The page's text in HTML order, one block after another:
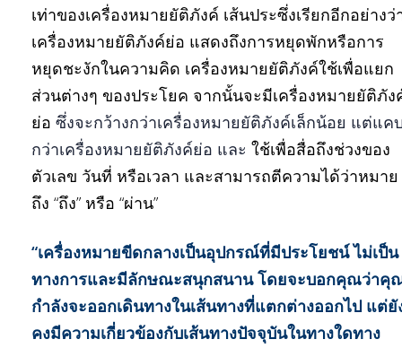
เท่าของเครื่องหมายยัติภังค์ เส้นประซึ่งเรียกอีกอย่างว่
เครื่องหมายยัติภังค์ย่อ แสดงถึงการหยุดพักหรือการ
หยุดชะงักในความคิด เครื่องหมายยัติภังค์ใช้เพื่อแยก
ส่วนต่างๆ ของประโยค จากนั้นจะมีเครื่องหมายยัติภัง
ย่อ ซึ่งจะกว้างกว่าเครื่องหมายยัติภังค์เล็กน้อย แต่แค
กว่าเครื่องหมายยัติภังค์ย่อ และ ใช้เพื่อสื่อถึงช่วงของ
ตัวเลข วันที่ หรือเวลา และสามารถตีความได้ว่าหมาย
ถึง “ถึง” หรือ “ผ่าน”
“เครื่องหมายขีดกลางเป็นอุปกรณ์ที่มีประโยชน์ ไม่เป็น
ทางการและมีลักษณะสนุกสนาน โดยจะบอกคุณว่าคุ
กำลังจะออกเดินทางในเส้นทางที่แตกต่างออกไป แต่ยั
คงมีความเกี่ยวข้องกับเส้นทางปัจจุบันในทางใดทาง